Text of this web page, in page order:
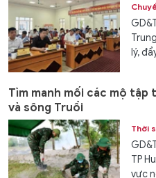
lý,
Tìm manh mối các mộ
và sông Truồi
Thời
TP
vực